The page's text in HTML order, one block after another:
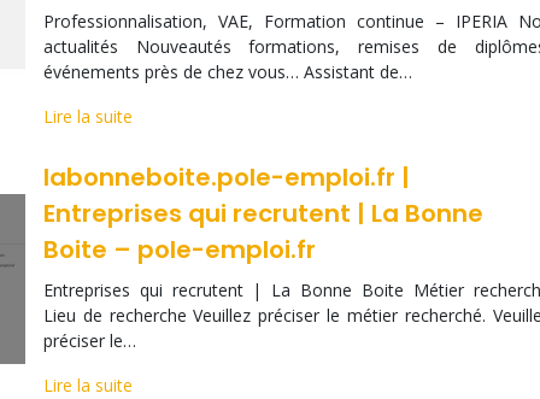
Professionnalisation, VAE, Formation continue – IPERIA
actualités Nouveautés formations, remises de
événements près de chez vous… Assistant de…
Lire la suite
labonneboite.pole-emploi.fr |
Entreprises qui recrutent | La Bonne
Boite – pole-emploi.fr
Entreprises qui recrutent | La Bonne Boite Métier
Lieu de recherche Veuillez préciser le métier recherché.
préciser le…
Lire la suite